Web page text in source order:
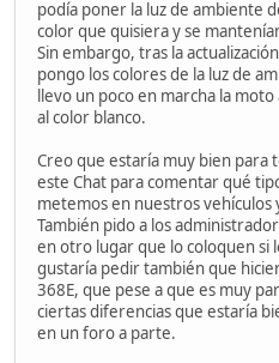
podía poner la luz de ambiente
color que quisiera y se
Sin embargo, tras la
pongo los colores de la luz de
llevo un poco en marcha la
al color blanco.
Creo que estaría muy bien para
este Chat para comentar qué
metemos en nuestros vehículos
También pido a los
en otro lugar que lo coloquen si
gustaría pedir también que
368E, que pese a que es muy
ciertas diferencias que estaría
en un foro a parte.